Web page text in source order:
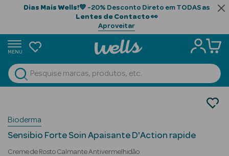
Dias Mais Wells!💙 -20% Desconto Direto em TODAS as
Lentes de Contacto👀
Aproveitar
MENU
Ver Tudo
Beauty Season
Cabelo
Hidratantes
Bioderma
Sensibio Forte Soin Apaisante D'Action rapide
Creme de Rosto Calmante Antivermelhidão